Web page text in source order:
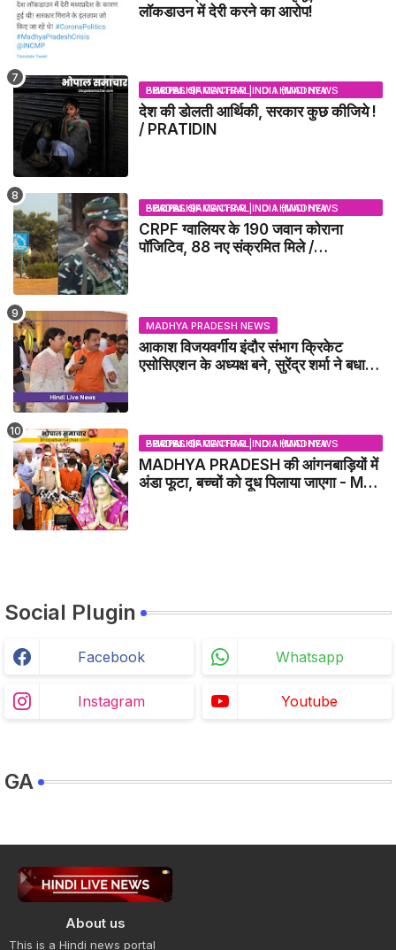
लॉकडाउन में देरी करने का आरोप!
BHOPAL SAMACHAR | NO 1 HINDI NEWS PORTAL OF CENTRAL INDIA (MADHYA PRADESH)
देश की डोलती आर्थिकी, सरकार कुछ कीजिये !
/ PRATIDIN
BHOPAL SAMACHAR | NO 1 HINDI NEWS PORTAL OF CENTRAL INDIA (MADHYA PRADESH)
CRPF ग्वालियर के 190 जवान कोराना
पॉजिटिव, 88 नए संक्रमित मिले /
MADHYA PRADESH NEWS
आकाश विजयवर्गीय इंदौर संभाग क्रिकेट
एसोसिएशन के अध्यक्ष बने, सुरेंद्र शर्मा ने बधाई
BHOPAL SAMACHAR | NO 1 HINDI NEWS PORTAL OF CENTRAL INDIA (MADHYA PRADESH)
MADHYA PRADESH की आंगनबाड़ियों में
अंडा फूटा, बच्चों को दूध पिलाया जाएगा - MP
Social Plugin
Facebook Whatsapp
Instagram Youtube
GA
About us
This is a Hindi news portal